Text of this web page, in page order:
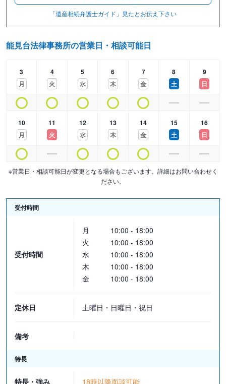
「遺産相続弁護士ガイド」見たとお伝え下さい
能見台法律事務所の営業日・相談可能日
3
月
4
火
5
水
6
木
7
金
8
土
9
日
10
月
11
火
12
水
13
木
14
金
15
土
16
日
※営業日・相談可能日が変更となる場合もございます。詳細はお問い合わせく
ださい。
受付時間
受付時間
月
10:00 - 18:00
火
10:00 - 18:00
水
10:00 - 18:00
木
10:00 - 18:00
金
10:00 - 18:00
定休日 土曜日・日曜日・祝日
備考
特長
特長・強み 18時以降面談可能